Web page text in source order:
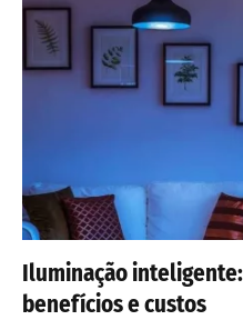
Iluminação
benefícios e custos